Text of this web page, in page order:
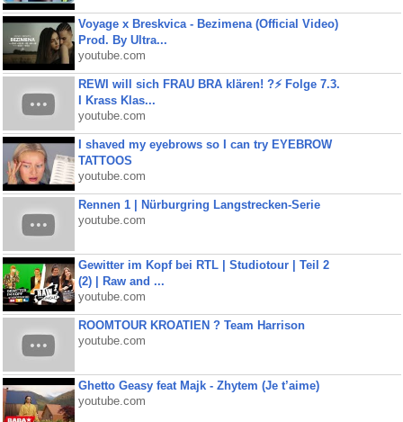
Voyage x Breskvica - Bezimena (Official Video)
Prod. By Ultra...
youtube.com
REWI will sich FRAU BRA klären! ?⚡️ Folge 7.3.
I Krass Klas...
youtube.com
I shaved my eyebrows so I can try EYEBROW
TATTOOS
youtube.com
Rennen 1 | Nürburgring Langstrecken-Serie
youtube.com
Gewitter im Kopf bei RTL | Studiotour | Teil 2
(2) | Raw and ...
youtube.com
ROOMTOUR KROATIEN ? Team Harrison
youtube.com
Ghetto Geasy feat Majk - Zhytem (Je t’aime)
youtube.com